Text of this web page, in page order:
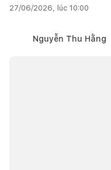
27/06/2026, lúc 10:00
Nguyễn Thu Hằng